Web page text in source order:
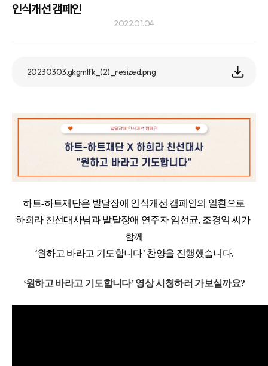
인식개선 캠페인
2022.01.04
20230303.gkgmlfk_(2)_resized.png
하트-하트재단은 발달장애 인식개선 캠페인의 일환으로
하희라 친선대사님과 발달장애 연주자 임선균, 조경익 씨가
함께
‘원하고 바라고 기도합니다’ 찬양을 진행했습니다.
‘원하고 바라고 기도합니다’ 영상 시청하러 가보실까요?